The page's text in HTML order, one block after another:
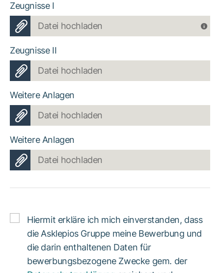
Zeugnisse I
Datei hochladen
Zeugnisse II
Datei hochladen
Weitere Anlagen
Datei hochladen
Weitere Anlagen
Datei hochladen
Hiermit erkläre ich mich einverstanden, dass
die Asklepios Gruppe meine Bewerbung und
die darin enthaltenen Daten für
bewerbungsbezogene Zwecke gem. der